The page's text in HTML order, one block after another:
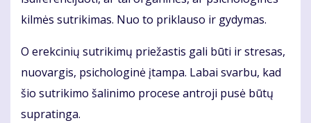
kilmės sutrikimas. Nuo to priklauso ir gydymas.
O erekcinių sutrikimų priežastis gali būti ir stresas,
nuovargis, psichologinė įtampa. Labai svarbu, kad
šio sutrikimo šalinimo procese antroji pusė būtų
supratinga.